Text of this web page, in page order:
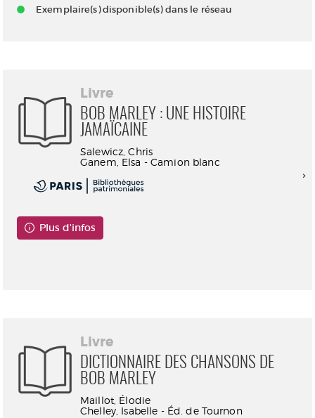
Exemplaire(s) disponible(s) dans le réseau
Livre
BOB MARLEY : UNE HISTOIRE
JAMAÏCAINE
Salewicz, Chris
Ganem, Elsa - Camion blanc
Plus d'infos
Livre
DICTIONNAIRE DES CHANSONS DE
BOB MARLEY
Maillot, Élodie
Chelley, Isabelle - Éd. de Tournon